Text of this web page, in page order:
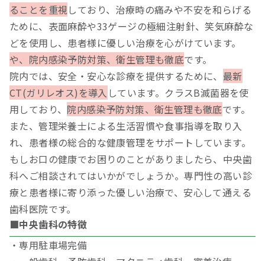
ることを重視 しており、治療時の痛みや不安を和らげる
ために、表面麻酔や33ゲージの極細注射針、笑気麻酔な
どを使用し、患者様に優しい治療を心がけています。
や、院内感染予防対策、衛生管理も徹底です。
院内では、安全・安心な診療を提供するために、 最新
CT(ガリレオス)を導入 しています。クラスB滅菌器を使
用しており、 院内感染予防対策、衛生管理も徹底です。
また、管理栄養士による生活習慣や食事指導を取り入
れ、患者様の総合的な健康管理をサポートしています。
もしお口の健康でお困りのことがありましたら、中央歯
科へご相談されてはいかがでしょうか。専門性の高い診
療と患者様に寄り添った優しい治療で、安心して通える
歯科医院です。
■中央歯科の特徴
・専用駐車場完備